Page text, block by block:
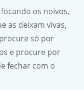
os noivos,
as deixam vivas,
só por
e procure por
fechar com o